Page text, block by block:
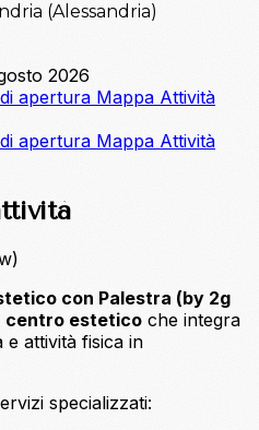
(Alessandria)
2026
apertura Mappa Attività
apertura Mappa Attività
con Palestra (by 2g
centro estetico che integra
e attività fisica in
specializzati: